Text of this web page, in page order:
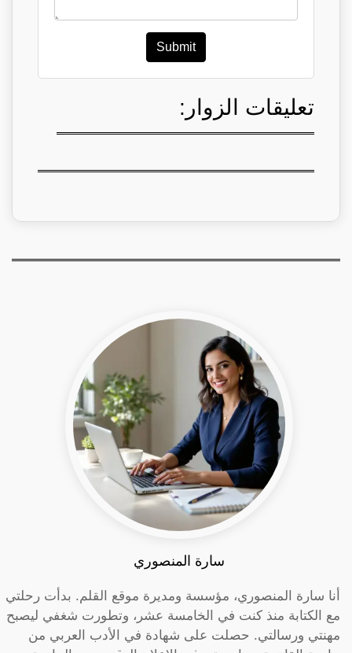
Submit
تعليقات الزوار:
سارة المنصوري
أنا سارة المنصوري، مؤسسة ومديرة موقع القلم. بدأت رحلتي
مع الكتابة منذ كنت في الخامسة عشر، وتطورت شغفي ليصبح
مهنتي ورسالتي. حصلت على شهادة في الأدب العربي من